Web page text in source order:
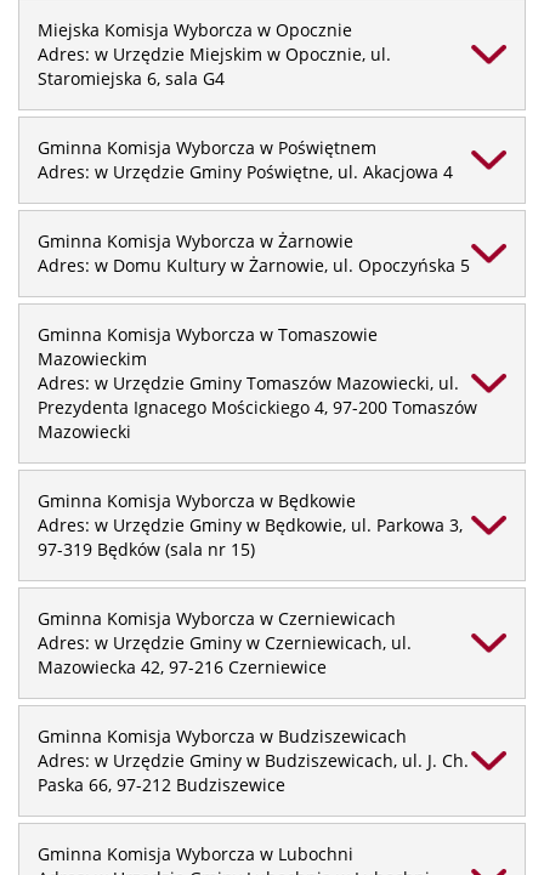
Miejska Komisja Wyborcza w Opocznie
Adres: w Urzędzie Miejskim w Opocznie, ul.
Staromiejska 6, sala G4
Gminna Komisja Wyborcza w Poświętnem
Adres: w Urzędzie Gminy Poświętne, ul. Akacjowa 4
Gminna Komisja Wyborcza w Żarnowie
Adres: w Domu Kultury w Żarnowie, ul. Opoczyńska 5
Gminna Komisja Wyborcza w Tomaszowie
Mazowieckim
Adres: w Urzędzie Gminy Tomaszów Mazowiecki, ul.
Prezydenta Ignacego Mościckiego 4, 97-200 Tomaszów
Mazowiecki
Gminna Komisja Wyborcza w Będkowie
Adres: w Urzędzie Gminy w Będkowie, ul. Parkowa 3,
97-319 Będków (sala nr 15)
Gminna Komisja Wyborcza w Czerniewicach
Adres: w Urzędzie Gminy w Czerniewicach, ul.
Mazowiecka 42, 97-216 Czerniewice
Gminna Komisja Wyborcza w Budziszewicach
Adres: w Urzędzie Gminy w Budziszewicach, ul. J. Ch.
Paska 66, 97-212 Budziszewice
Gminna Komisja Wyborcza w Lubochni